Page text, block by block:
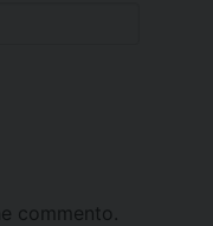
commento.